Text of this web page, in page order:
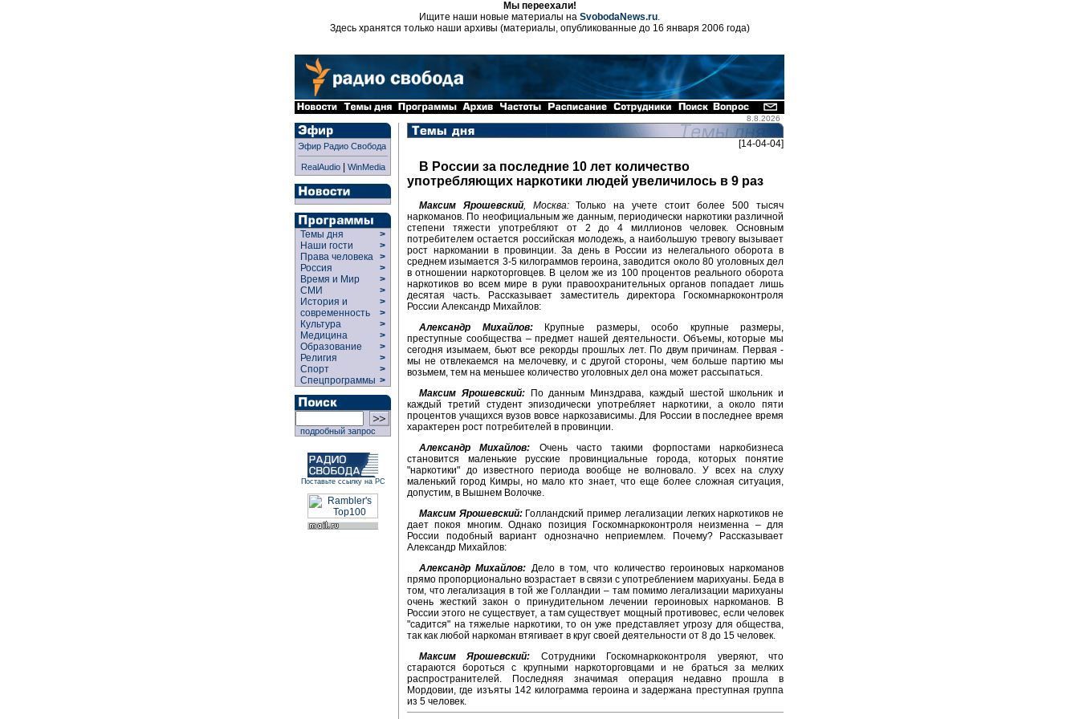
Мы переехали!
Ищите наши новые материалы на SvobodaNews.ru.
Здесь хранятся только наши архивы (материалы, опубликованные до 16 января 2006 года)
8.8.2026
Эфир Радио Свобода
RealAudio| WinMedia
Темы дня
>
Наши гости
>
Права человека >
Россия
>
Время и Мир
>
СМИ
>
История и
современность
>
>
Культура
>
Медицина
>
Образование
>
Религия
>
Спорт
>
Спецпрограммы >
подробный запрос
Поставьте ссылку на РС
[14-04-04]
В России за последние 10 лет количество
употребляющих наркотики людей увеличилось в 9 раз
Максим Ярошевский, Москва:Только на учете стоит более 500 тысяч
наркоманов. По неофициальным же данным, периодически наркотики различной
степени тяжести употребляют от 2 до 4 миллионов человек. Основным
потребителем остается российская молодежь, а наибольшую тревогу вызывает
рост наркомании в провинции. За день в России из нелегального оборота в
среднем изымается 3-5 килограммов героина, заводится около 80 уголовных дел
в отношении наркоторговцев. В целом же из 100 процентов реального оборота
наркотиков во всем мире в руки правоохранительных органов попадает лишь
десятая часть. Рассказывает заместитель директора Госкомнаркоконтроля
России Александр Михайлов:
Александр Михайлов:Крупные размеры, особо крупные размеры,
преступные сообщества – предмет нашей деятельности. Объемы, которые мы
сегодня изымаем, бьют все рекорды прошлых лет. По двум причинам. Первая -
мы не отвлекаемся на мелочевку, и с другой стороны, чем больше партию мы
возьмем, тем на меньшее количество уголовных дел она может рассыпаться.
Максим Ярошевский:По данным Минздрава, каждый шестой школьник и
каждый третий студент эпизодически употребляет наркотики, а около пяти
процентов учащихся вузов вовсе наркозависимы. Для России в последнее время
характерен рост потребителей в провинции.
Александр Михайлов: Очень часто такими форпостами наркобизнеса
становится маленькие русские провинциальные города, которых понятие
"наркотики" до известного периода вообще не волновало. У всех на слуху
маленький город Кимры, но мало кто знает, что еще более сложная ситуация,
допустим, в Вышнем Волочке.
Максим Ярошевский:Голландский пример легализации легких наркотиков не
дает покоя многим. Однако позиция Госкомнаркоконтроля неизменна – для
России подобный вариант однозначно неприемлем. Почему? Рассказывает
Александр Михайлов:
Александр Михайлов: Дело в том, что количество героиновых наркоманов
прямо пропорционально возрастает в связи с употреблением марихуаны. Беда в
том, что легализация в той же Голландии – там помимо легализации марихуаны
очень жесткий закон о принудительном лечении героиновых наркоманов. В
России этого не существует, а там существует мощный противовес, если человек
"садится" на тяжелые наркотики, то он уже представляет угрозу для общества,
так как любой наркоман втягивает в круг своей деятельности от 8 до 15 человек.
Максим Ярошевский: Сотрудники Госкомнаркоконтроля уверяют, что
стараются бороться с крупными наркоторговцами и не браться за мелких
распространителей. Последняя значимая операция недавно прошла в
Мордовии, где изъяты 142 килограмма героина и задержана преступная группа
из 5 человек.